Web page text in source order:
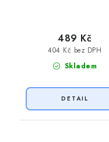
Skladem
404 Kč bez DPH
489 Kč